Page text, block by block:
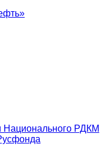
Национального РДКМ